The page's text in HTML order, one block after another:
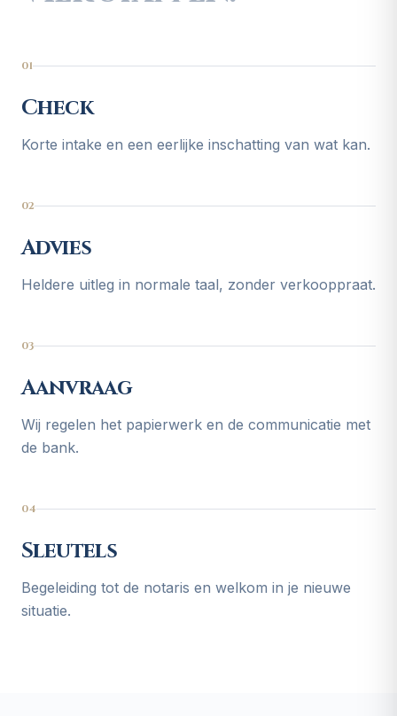
01
Check
Korte intake en een eerlijke inschatting van wat kan.
02
Advies
Heldere uitleg in normale taal, zonder verkooppraat.
03
Aanvraag
Wij regelen het papierwerk en de communicatie met
de bank.
04
Sleutels
Begeleiding tot de notaris en welkom in je nieuwe
situatie.